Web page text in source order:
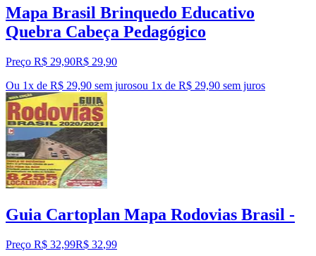
Mapa Brasil Brinquedo Educativo
Quebra Cabeça Pedagógico
Preço R$ 29,90R$ 29,90
Ou 1x de R$ 29,90 sem jurosou 1x de R$ 29,90 sem juros
Guia Cartoplan Mapa Rodovias Brasil -
Preço R$ 32,99R$ 32,99